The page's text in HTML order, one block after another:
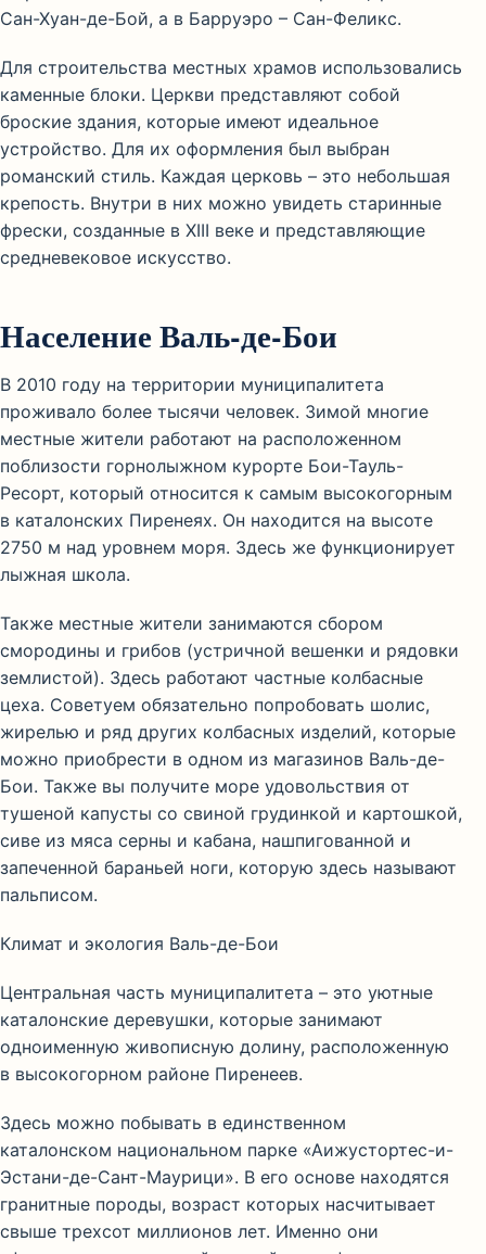
Сан-Хуан-де-Бой, а в Барруэро – Сан-Феликс.
Для строительства местных храмов использовались
каменные блоки. Церкви представляют собой
броские здания, которые имеют идеальное
устройство. Для их оформления был выбран
романский стиль. Каждая церковь – это небольшая
крепость. Внутри в них можно увидеть старинные
фрески, созданные в XIII веке и представляющие
средневековое искусство.
Население Валь-де-Бои
В 2010 году на территории муниципалитета
проживало более тысячи человек. Зимой многие
местные жители работают на расположенном
поблизости горнолыжном курорте Бои-Тауль-
Ресорт, который относится к самым высокогорным
в каталонских Пиренеях. Он находится на высоте
2750 м над уровнем моря. Здесь же функционирует
лыжная школа.
Также местные жители занимаются сбором
смородины и грибов (устричной вешенки и рядовки
землистой). Здесь работают частные колбасные
цеха. Советуем обязательно попробовать шолис,
жирелью и ряд других колбасных изделий, которые
можно приобрести в одном из магазинов Валь-де-
Бои. Также вы получите море удовольствия от
тушеной капусты со свиной грудинкой и картошкой,
сиве из мяса серны и кабана, нашпигованной и
запеченной бараньей ноги, которую здесь называют
пальписом.
Климат и экология Валь-де-Бои
Центральная часть муниципалитета – это уютные
каталонские деревушки, которые занимают
одноименную живописную долину, расположенную
в высокогорном районе Пиренеев.
Здесь можно побывать в единственном
каталонском национальном парке «Аижустортес-и-
Эстани-де-Сант-Маурици». В его основе находятся
гранитные породы, возраст которых насчитывает
свыше трехсот миллионов лет. Именно они